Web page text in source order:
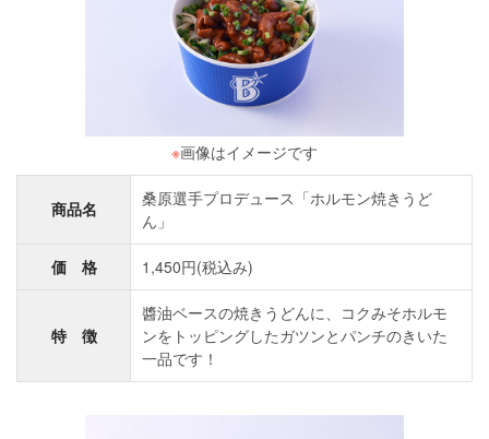
※画像はイメージです
商品名
桑原選手プロデュース「ホルモン焼きうど
ん」
価 格 1,450円(税込み)
特 徴
醬油ベースの焼きうどんに、コクみそホルモ
ンをトッピングしたガツンとパンチのきいた
一品です！